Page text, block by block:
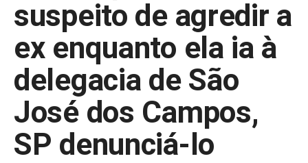
suspeito de agredir a
ex enquanto ela ia à
delegacia de São
José dos Campos,
SP denunciá-lo